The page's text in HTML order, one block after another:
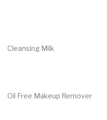
Cleansing Milk
Oil Free Makeup Remover